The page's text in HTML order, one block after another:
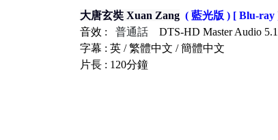
大唐玄奘 Xuan Zang ( 藍光版 ) [ Blu-ray
音效 : 普通話 DTS-HD Master Audio
字幕 : 英 / 繁體中文 / 簡體中文
片長 : 120分鐘